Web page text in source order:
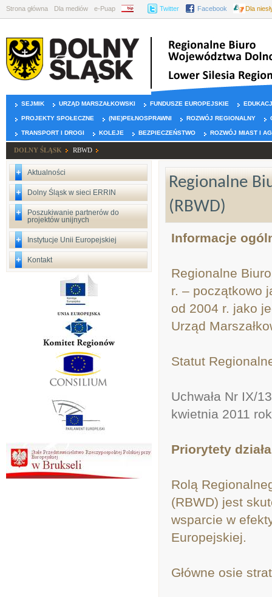
Strona główna Dla mediów e-Puap BIP Twitter Facebook Dla
SEJMIK URZĄD MARSZAŁKOWSKI FUNDUSZE EUROPEJSKIE
PROJEKTY SPOŁECZNE (NIE)PEŁNOSPRAWNI ROZWÓJ REGIONALNY
TRANSPORT I DROGI KOLEJE BEZPIECZEŃSTWO ROZWÓJ MIAST I
DOLNY ŚLĄSK RBWD
Aktualności
Dolny Śląsk w sieci ERRIN
Poszukiwanie partnerów do
projektów unijnych
Instytucje Unii Europejskiej
Kontakt
Regionalne
(RBWD)
Informacje
Regionalne
r. – początkowo
od 2004 r. jako
Urząd
Statut
Uchwała Nr IX/
kwietnia 2011
Priorytety
Rolą
(RBWD) jest
wsparcie w
Europejskiej.
Główne osie